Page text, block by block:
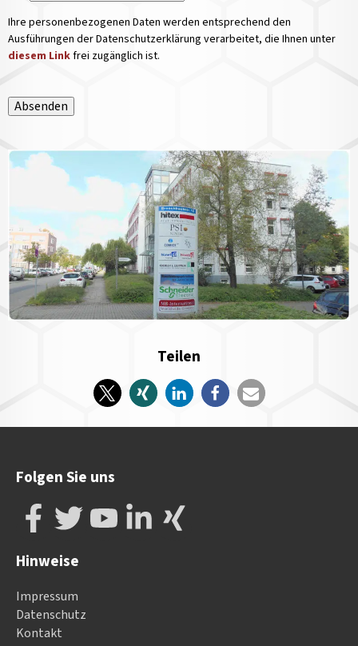
Ihre personenbezogenen Daten werden entsprechend den
Ausführungen der Datenschutzerklärung verarbeitet, die Ihnen unter
diesem Linkfrei zugänglich ist.
Absenden
Teilen
Folgen Sie uns
Hinweise
Impressum
Datenschutz
Kontakt